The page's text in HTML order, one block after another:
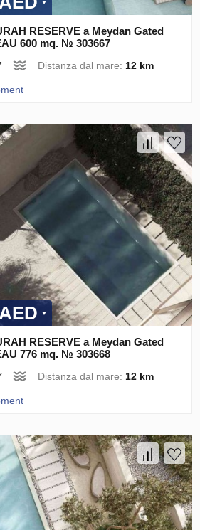
RESERVE a Meydan Gated
600 mq. № 303667
Distanza dal mare: 12 km
RESERVE a Meydan Gated
776 mq. № 303668
Distanza dal mare:12 km